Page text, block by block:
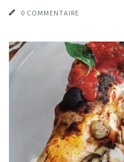
0 COMMENTAIRE